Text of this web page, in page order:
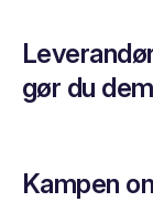
gør du
Kampen